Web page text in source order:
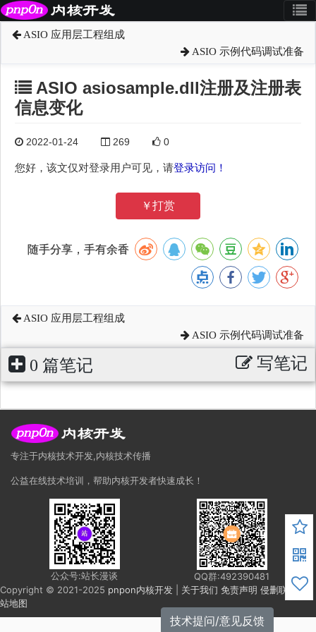
ASIO 应用层工程组成
ASIO 示例代码调试准备
ASIO asiosample.dll注册及注册表
信息变化
2022-01-24 269 0
您好，该文仅对登录用户可见，请登录访问！
￥打赏
随手分享，手有余香
ASIO 应用层工程组成
ASIO 示例代码调试准备
0 篇笔记 写笔记
专注于内核技术开发,内核技术传播
公益在线技术培训，帮助内核开发者快速成长！
公众号:站长漫谈
QQ群:492390481
Copyright © 2021-2025 pnpon内核开发 关于我们 免责声明 侵删联系 网
站地图
技术提问/意见反馈